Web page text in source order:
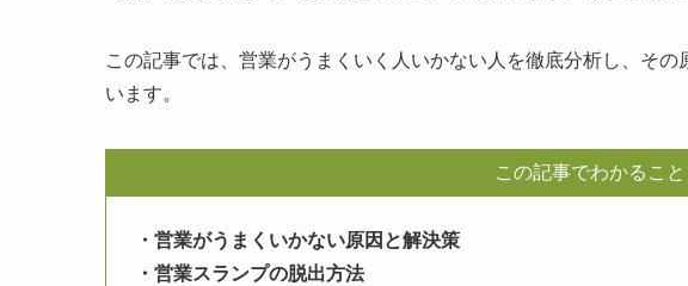
この記事では、営業がうまくいく人いかない人を徹底分析し、そ
います。
この記事でわかること
・営業がうまくいかない原因と解決策
・営業スランプの脱出方法